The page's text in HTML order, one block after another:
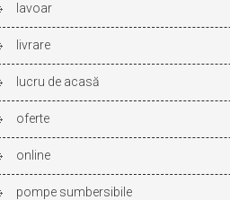
lavoar
livrare
lucru de acasă
oferte
online
pompe sumbersibile